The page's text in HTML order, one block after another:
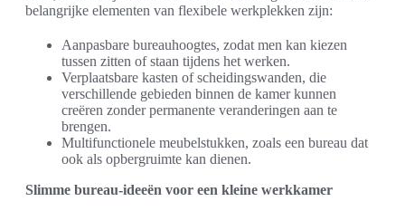
belangrijke elementen van flexibele werkplekken zijn:
Aanpasbare bureauhoogtes, zodat men kan kiezen
tussen zitten of staan tijdens het werken.
Verplaatsbare kasten of scheidingswanden, die
verschillende gebieden binnen de kamer kunnen
creëren zonder permanente veranderingen aan te
brengen.
Multifunctionele meubelstukken, zoals een bureau dat
ook als opbergruimte kan dienen.
Slimme bureau-ideeën voor een kleine werkkamer